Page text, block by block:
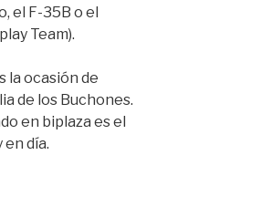
el F-35B o el
Team).
la ocasión de
de los Buchones.
en biplaza es el
día.